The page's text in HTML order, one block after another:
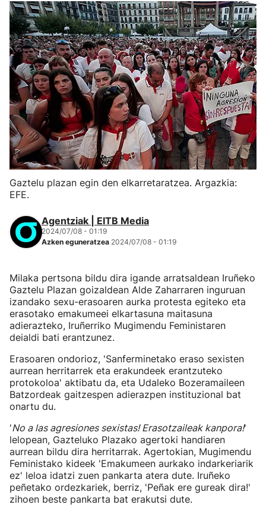
Gaztelu plazan egin den elkarretaratzea. Argazkia:
EFE.
Agentziak | EITB Media
2024/07/08 - 01:19
Azken eguneratzea 2024/07/08 - 01:19
Milaka pertsona bildu dira igande arratsaldean Iruñeko
Gaztelu Plazan goizaldean Alde Zaharraren inguruan
izandako sexu-erasoaren aurka protesta egiteko eta
erasotako emakumeei elkartasuna maitasuna
adierazteko, Iruñerriko Mugimendu Feministaren
deialdi bati erantzunez.
Erasoaren ondorioz, 'Sanferminetako eraso sexisten
aurrean herritarrek eta erakundeek erantzuteko
protokoloa' aktibatu da, eta Udaleko Bozeramaileen
Batzordeak gaitzespen adierazpen instituzional bat
onartu du.
'No a las agresiones sexistas! Erasotzaileak kanpora!'
lelopean, Gazteluko Plazako agertoki handiaren
aurrean bildu dira herritarrak. Agertokian, Mugimendu
Feministako kideek 'Emakumeen aurkako indarkeriarik
ez' leloa idatzi zuen pankarta atera dute. Iruñeko
peñetako ordezkariek, berriz, 'Peñak ere gureak dira!'
zihoen beste pankarta bat erakutsi dute.